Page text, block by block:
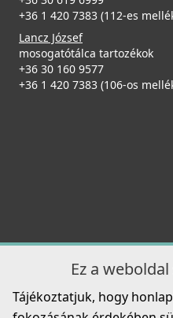
+36 1 420 7383 (112-es
Lancz József
mosogatótálca tartozékok
+36 30 160 9577
+36 1 420 7383 (106-os
Ez a
Tájékoztatjuk, hogy